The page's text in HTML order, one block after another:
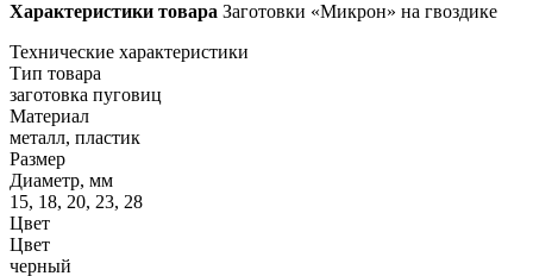
Характеристики товара Заготовки «Микрон» на гвоздике
Технические характеристики
Тип товара
заготовка пуговиц
Материал
металл, пластик
Размер
Диаметр, мм
15, 18, 20, 23, 28
Цвет
Цвет
черный